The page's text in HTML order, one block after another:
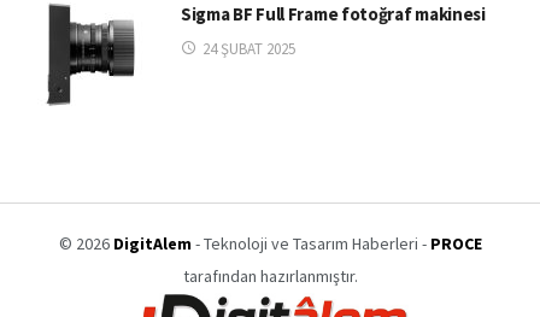
Sigma BF Full Frame fotoğraf makinesi
24 ŞUBAT 2025
© 2026 DigitAlem- Teknoloji ve Tasarım Haberleri - PROCE
tarafından hazırlanmıştır.